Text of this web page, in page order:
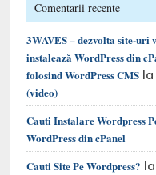
Comentarii recente
3WAVES – dezvolta site-uri
instalează WordPress din
folosind WordPress CMS
(video)
Cauti Instalare Wordpress
WordPress din cPanel
Cauti Site Pe Wordpress?